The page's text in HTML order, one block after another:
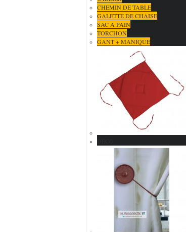
CHEMIN DE TABLE
GALETTE DE CHAISE
SAC A PAIN
TORCHON
GANT + MANIQUE